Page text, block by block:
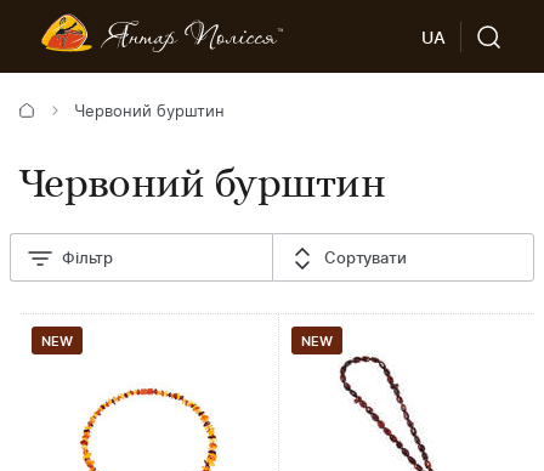
UA
Червоний бурштин
Червоний бурштин
Фільтр Сортувати
NEW NEW